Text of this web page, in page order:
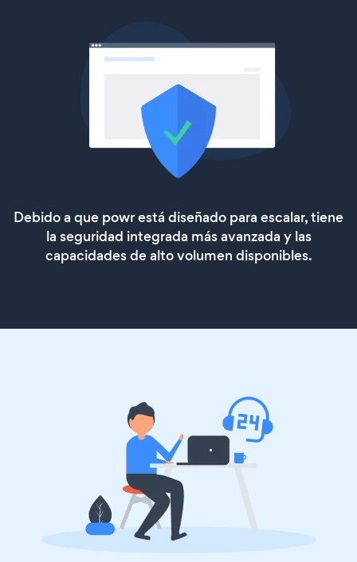
Debido a que powr está diseñado para escalar, tiene
la seguridad integrada más avanzada y las
capacidades de alto volumen disponibles.